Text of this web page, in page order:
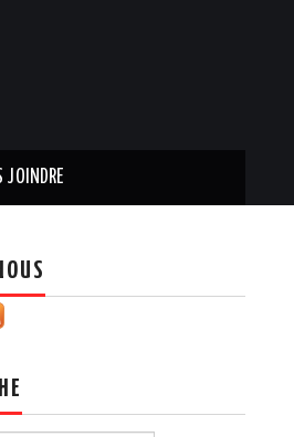
JOINDRE